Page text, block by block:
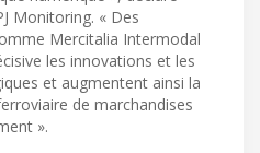
Monitoring. « Des
Mercitalia Intermodal
les innovations et les
et augmentent ainsi la
de marchandises
».